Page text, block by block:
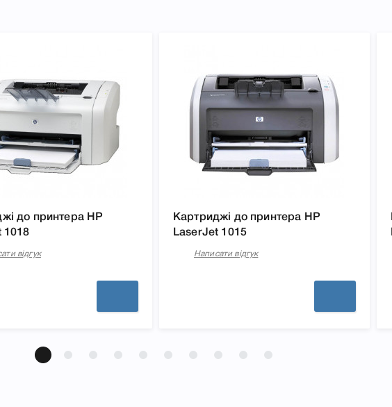
1012, 1015, 1018, 1020,
1020, 1022, 3015, 3020,
до принтера HP
1018
відгук
Картриджі до принтера HP
LaserJet 1015
Написати відгук